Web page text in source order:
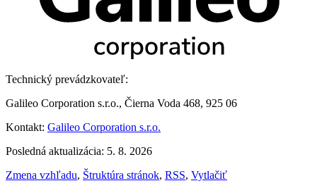
Technický prevádzkovateľ:
Galileo Corporation s.r.o., Čierna Voda 468, 925 06
Kontakt: Galileo Corporation s.r.o.
Posledná aktualizácia: 5. 8. 2026
Zmena vzhľadu, Štruktúra stránok, RSS, Vytlačiť